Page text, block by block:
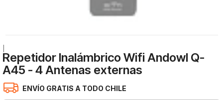
Repetidor Inalámbrico Wifi Andowl Q-
A45 - 4 Antenas externas
ENVÍO GRATIS A TODO CHILE